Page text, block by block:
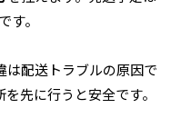
す。
は配送トラブルの原因で
先に行うと安全です。